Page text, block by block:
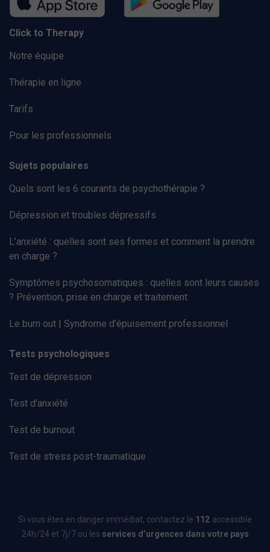
Click to Therapy
Notre équipe
Thérapie en ligne
Tarifs
Pour les professionnels
Sujets populaires
Quels sont les 6 courants de psychothérapie ?
Dépression et troubles dépressifs
L’anxiété : quelles sont ses formes et comment la prendre
en charge ?
Symptômes psychosomatiques : quelles sont leurs causes
? Prévention, prise en charge et traitement
Le burn out | Syndrome d’épuisement professionnel
Tests psychologiques
Test de dépression
Test d'anxiété
Test de burnout
Test de stress post-traumatique
Si vous êtes en danger immédiat, contactez le 112 accessible
24h/24 et 7j/7 ou les services d’urgences dans votre pays